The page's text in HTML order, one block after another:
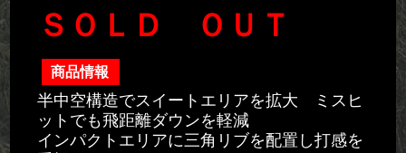
ＳＯＬＤ ＯＵＴ
商品情報
半中空構造でスイートエリアを拡大 ミスヒ
ットでも飛距離ダウンを軽減
インパクトエリアに三角リブを配置し打感を